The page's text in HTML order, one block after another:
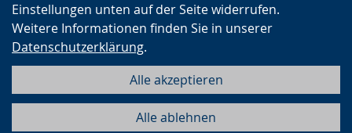
Einstellungen unten auf der Seite widerrufen.
Weitere Informationen finden Sie in unserer
Datenschutzerklärung.
Alle akzeptieren
Alle ablehnen